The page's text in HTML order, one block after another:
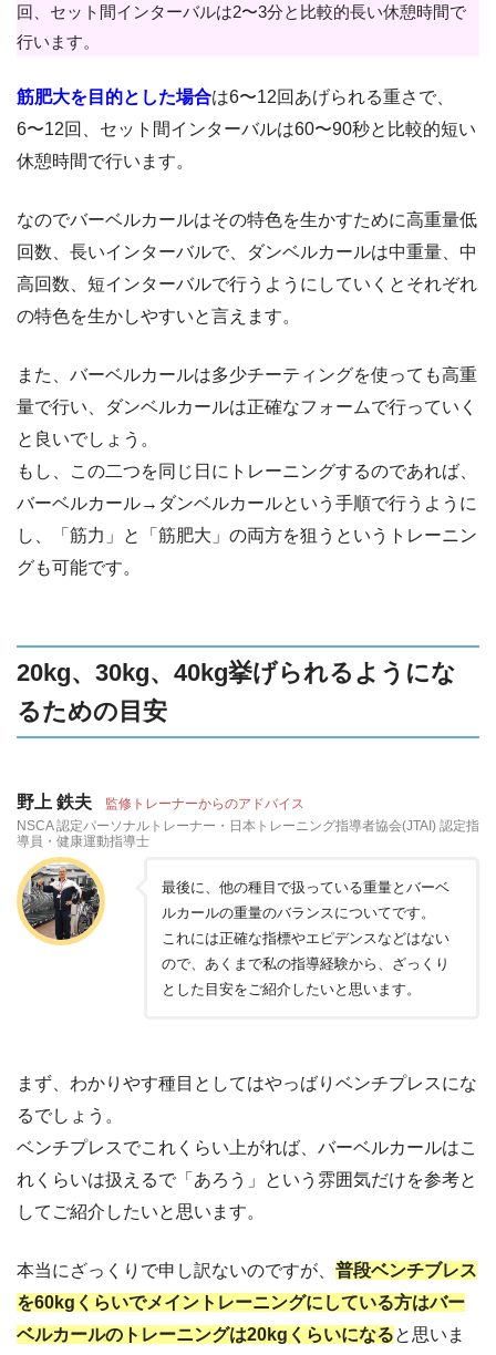
回、セット間インターバルは2〜3分と比較的長い休憩時間で
行います。
筋肥大を目的とした場合は6〜12回あげられる重さで、
6〜12回、セット間インターバルは60〜90秒と比較的短い
休憩時間で行います。
なのでバーベルカールはその特色を生かすために高重量低
回数、長いインターバルで、ダンベルカールは中重量、中
高回数、短インターバルで行うようにしていくとそれぞれ
の特色を生かしやすいと言えます。
また、バーベルカールは多少チーティングを使っても高重
量で行い、ダンベルカールは正確なフォームで行っていく
と良いでしょう。
もし、この二つを同じ日にトレーニングするのであれば、
バーベルカール→ダンベルカールという手順で行うように
し、「筋力」と「筋肥大」の両方を狙うというトレーニン
グも可能です。
20kg、30kg、40kg挙げられるようにな
るための目安
野上 鉄夫 監修トレーナーからのアドバイス
NSCA 認定パーソナルトレーナー・日本トレーニング指導者協会(JTAI) 認定指
導員・健康運動指導士
最後に、他の種目で扱っている重量とバーベ
ルカールの重量のバランスについてです。
これには正確な指標やエピデンスなどはない
ので、あくまで私の指導経験から、ざっくり
とした目安をご紹介したいと思います。
まず、わかりやす種目としてはやっばりベンチプレスにな
るでしょう。
ベンチプレスでこれくらい上がれば、バーベルカールはこ
れくらいは扱えるで「あろう」という雰囲気だけを参考と
してご紹介したいと思います。
本当にざっくりで申し訳ないのですが、 普段ベンチブレス
を60kgくらいでメイントレーニングにしている方はバー
ベルカールのトレーニングは20kgくらいになると思いま